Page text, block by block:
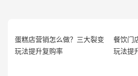
蛋糕店营销怎么做？三大裂变
玩法提升复购率
餐饮门
玩法提